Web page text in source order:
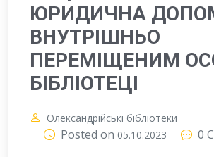
ЮРИДИЧНА
ВНУТРІШНЬО
ПЕРЕМІЩЕНИМ
БІБЛІОТЕЦІ
Олександрійські бібліотеки
Posted on 05.10.2023
0